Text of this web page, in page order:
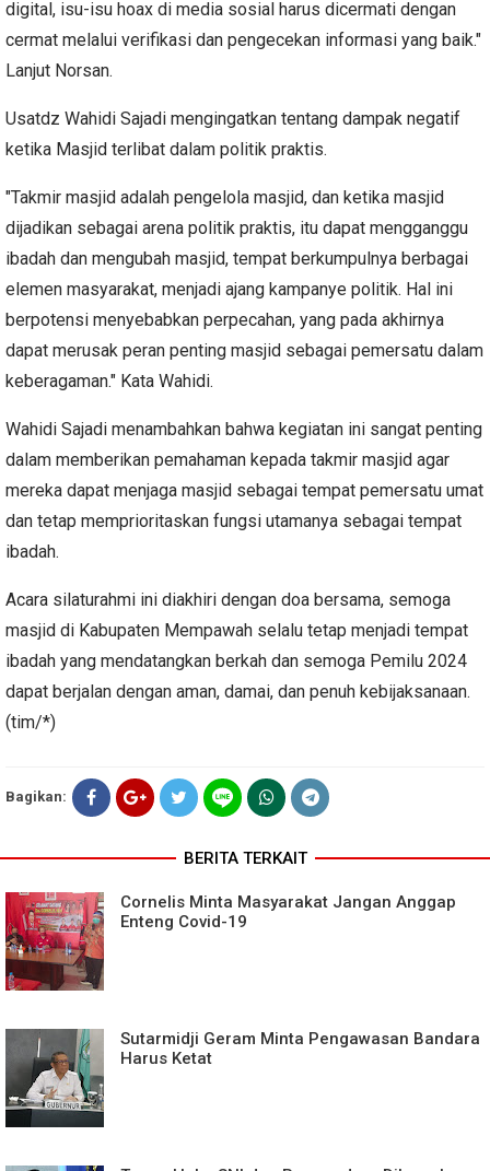
digital, isu-isu hoax di media sosial harus dicermati dengan
cermat melalui verifikasi dan pengecekan informasi yang baik."
Lanjut Norsan.
Usatdz Wahidi Sajadi mengingatkan tentang dampak negatif
ketika Masjid terlibat dalam politik praktis.
"Takmir masjid adalah pengelola masjid, dan ketika masjid
dijadikan sebagai arena politik praktis, itu dapat mengganggu
ibadah dan mengubah masjid, tempat berkumpulnya berbagai
elemen masyarakat, menjadi ajang kampanye politik. Hal ini
berpotensi menyebabkan perpecahan, yang pada akhirnya
dapat merusak peran penting masjid sebagai pemersatu dalam
keberagaman." Kata Wahidi.
Wahidi Sajadi menambahkan bahwa kegiatan ini sangat penting
dalam memberikan pemahaman kepada takmir masjid agar
mereka dapat menjaga masjid sebagai tempat pemersatu umat
dan tetap memprioritaskan fungsi utamanya sebagai tempat
ibadah.
Acara silaturahmi ini diakhiri dengan doa bersama, semoga
masjid di Kabupaten Mempawah selalu tetap menjadi tempat
ibadah yang mendatangkan berkah dan semoga Pemilu 2024
dapat berjalan dengan aman, damai, dan penuh kebijaksanaan.
(tim/*)
Bagikan:
BERITA TERKAIT
Cornelis Minta Masyarakat Jangan Anggap
Enteng Covid-19
Sutarmidji Geram Minta Pengawasan Bandara
Harus Ketat